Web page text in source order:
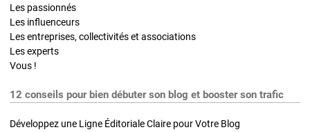
Les passionnés
Les influenceurs
Les entreprises, collectivités et associations
Les experts
Vous !
12 conseils pour bien débuter son blog et booster son trafic
Développez une Ligne Éditoriale Claire pour Votre Blog